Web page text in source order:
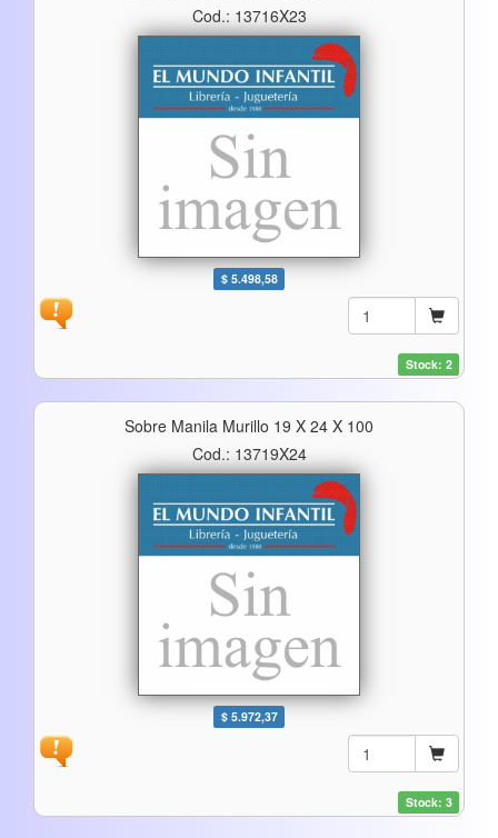
Cod.: 13716X23
$ 5.498,58
Stock: 2
Sobre Manila Murillo 19 X 24 X 100
Cod.: 13719X24
$ 5.972,37
Stock: 3